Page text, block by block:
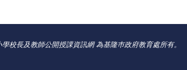
校長及教師公開授課資訊網 為基隆巿政府教育處所有。